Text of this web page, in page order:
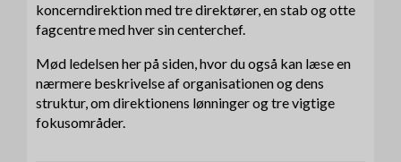
koncerndirektion med tre direktører, en stab og otte
fagcentre med hver sin centerchef.
Mød ledelsen her på siden, hvor du også kan læse en
nærmere beskrivelse af organisationen og dens
struktur, om direktionens lønninger og tre vigtige
fokusområder.